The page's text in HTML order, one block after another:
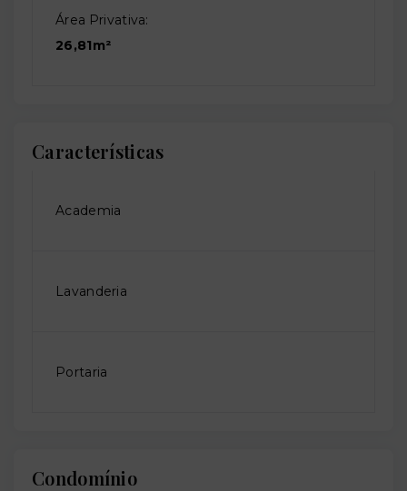
Área Privativa:
26,81m²
Características
Academia
Lavanderia
Portaria
Condomínio